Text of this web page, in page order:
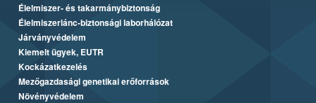
Élelmiszer- és takarmánybiztonság
Élelmiszerlánc-biztonsági laborhálózat
Járványvédelem
Kiemelt ügyek, EUTR
Kockázatkezelés
Mezőgazdasági genetikai erőforrások
Növényvédelem